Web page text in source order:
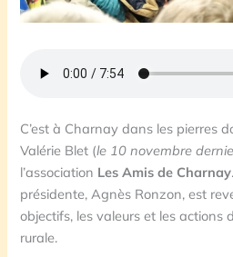
C’est à Charnay dans les pierres
Valérie Blet (le 10 novembre
l’association Les Amis de Charnay
présidente, Agnès Ronzon, est
objectifs, les valeurs et les actions
rurale.